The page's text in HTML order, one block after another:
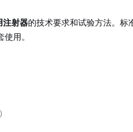
注射器的技术要求和试验方法。标
用。